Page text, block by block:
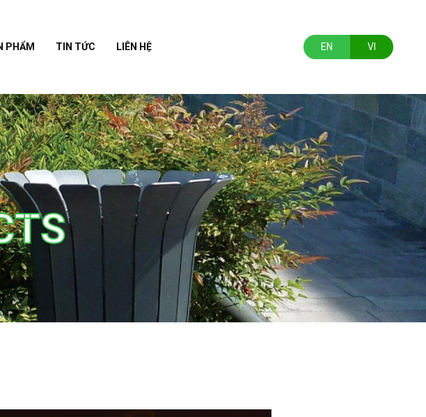
PHẨM TIN TỨC LIÊN HỆ EN VI